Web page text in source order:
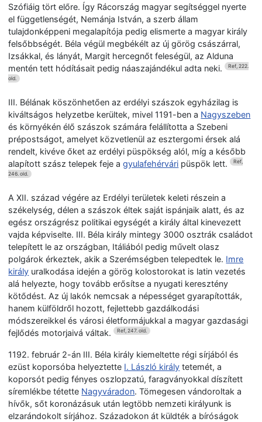
Szófiáig tört előre. Így Rácország magyar segítséggel nyerte
el függetlenségét, Nemánja István, a szerb állam
tulajdonképpeni megalapítója pedig elismerte a magyar király
felsőbbségét. Béla végül megbékélt az új görög császárral,
Izsákkal, és lányát, Margit hercegnőt feleségül, az Alduna
mentén tett hódításait pedig náaszajándékul adta neki. Ref, 222.
old.
III. Bélának köszönhetően az erdélyi szászok egyházilag is
kiváltságos helyzetbe kerültek, mivel 1191-ben a Nagyszeben
és környékén élő szászok számára felállította a Szebeni
prépostságot, amelyet közvetlenül az esztergomi érsek alá
rendelt, kivéve őket az erdélyi püspökség alól, míg a később
alapított szász telepek feje agyulafehérvári püspök lett. Ref,
246. old.
A XII. század végére az Erdélyi területek keleti részein a
székelység, délen a szászok éltek saját ispánjaik alatt, és az
egész országrész politikai egységét a király által kinevezett
vajda képviselte. III. Béla király mintegy 3000 osztrák családot
telepített le az országban, Itáliából pedig művelt olasz
polgárok érkeztek, akik a Szerémségben telepedtek le. Imre
király uralkodása idején a görög kolostorokat is latin vezetés
alá helyezte, hogy tovább erősítse a nyugati keresztény
kötődést. Az új lakók nemcsak a népességet gyarapították,
hanem külföldről hozott, fejlettebb gazdálkodási
módszereikkel és városi életformájukkal a magyar gazdasági
fejlődés motorjaivá váltak. Ref, 247. old.
1192. február 2-án III. Béla király kiemeltette régi sírjából és
ezüst koporsóba helyeztette I. László király tetemét, a
koporsót pedig fényes oszlopzatú, faragványokkal díszített
síremlékbe tétette Nagyváradon. Tömegesen vándoroltak a
hívők, sőt koronázásuk után legtöbb nemzeti királyunk is
elzarándokolt sírjához. Századokon át küldték a bíróságok